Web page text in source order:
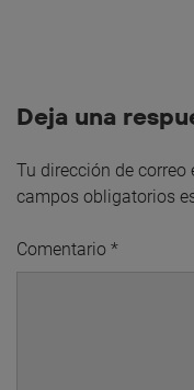
Deja una
Tu dirección de
campos obligatorios
Comentario *